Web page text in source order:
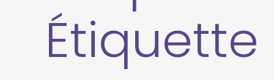
Étiquette